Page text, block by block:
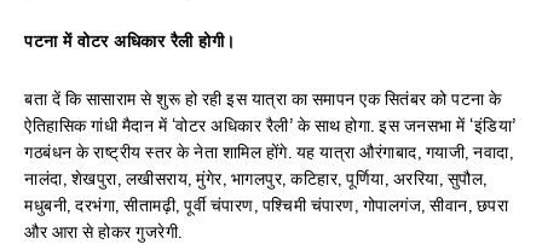
पटना में वोटर अधिकार रैली होगी।
बता दें कि सासाराम से शुरू हो रही इस यात्रा का समापन एक सितंबर को पटना के
ऐतिहासिक गांधी मैदान में ‘वोटर अधिकार रैली’ के साथ होगा. इस जनसभा में ‘इंडिया’
गठबंधन के राष्ट्रीय स्तर के नेता शामिल होंगे. यह यात्रा औरंगाबाद, गयाजी, नवादा,
नालंदा, शेखपुरा, लखीसराय, मुंगेर, भागलपुर, कटिहार, पूर्णिया, अररिया, सुपौल,
मधुबनी, दरभंगा, सीतामढ़ी, पूर्वी चंपारण, पश्चिमी चंपारण, गोपालगंज, सीवान, छपरा
और आरा से होकर गुजरेगी.